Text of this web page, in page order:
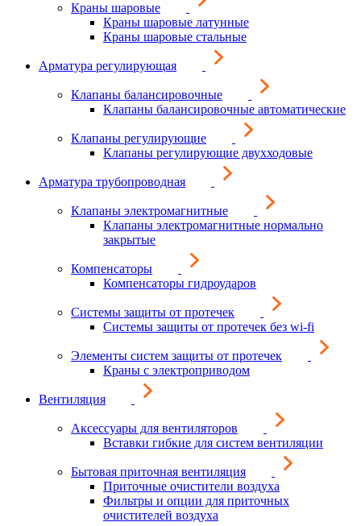
Краны шаровые
Краны шаровые латунные
Краны шаровые стальные
Арматура регулирующая
Клапаны балансировочные
Клапаны балансировочные автоматические
Клапаны регулирующие
Клапаны регулирующие двухходовые
Арматура трубопроводная
Клапаны электромагнитные
Клапаны электромагнитные нормально
закрытые
Компенсаторы
Компенсаторы гидроударов
Системы защиты от протечек
Системы защиты от протечек без wi-fi
Элементы систем защиты от протечек
Краны с электроприводом
Вентиляция
Аксессуары для вентиляторов
Вставки гибкие для систем вентиляции
Бытовая приточная вентиляция
Приточные очистители воздуха
Фильтры и опции для приточных
очистителей воздуха